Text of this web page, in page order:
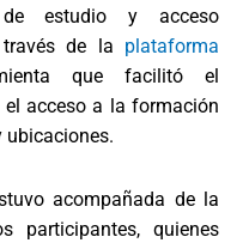
de estudio y acceso
de la plataforma
que facilitó el
acceso a la formación
ubicaciones.
acompañada de la
participantes, quienes